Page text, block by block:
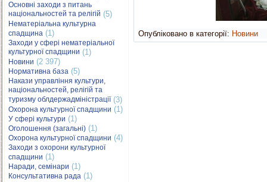
Основні заходи з питань
національностей та релігій (5)
Нематеріальна культурна
спадщина (1)
Заходи у сфері нематеріальної
культурної спадщини (1)
Новини (2 397)
Нормативна база (5)
Накази управління культури,
національностей, релігій та
туризму облдержадміністрації(3)
Охорона культурної спадщини (1)
У сфері культури (1)
Оголошення (загальні) (1)
Охорона культурної спадщини (4)
Заходи з охорони культурної
спадщини (1)
Наради, семінари (1)
Консультативна рада (1)
Опубліковано в категорії: Новини